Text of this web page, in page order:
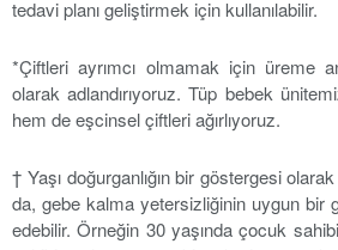
tedavi planı geliştirmek için kullanılabilir.
*Çiftleri ayrımcı olmamak için üreme
olarak adlandırıyoruz. Tüp bebek
hem de eşcinsel çiftleri ağırlıyoruz.
† Yaşı doğurganlığın bir göstergesi
da, gebe kalma yetersizliğinin uygun bir
edebilir. Örneğin 30 yaşında çocuk